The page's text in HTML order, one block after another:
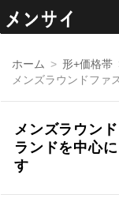
ホーム
形+価格帯
メンズラウンドファ
メンズラウン
ランドを中心
す